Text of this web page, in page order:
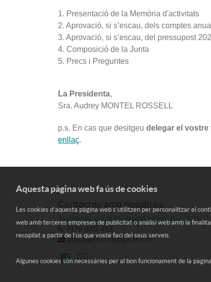
1. Presentació de la Memòria d'activitats
2. Aprovació, si s’escau, dels comptes
3. Aprovació, si s’escau, del pressupost
4. Composició de la Junta
5. Precs i Preguntes
La Presidenta,
Sra. Audrey MONTEL ROSSELL
p.s. En cas que desitgeu delegar el vostre
enllaç.
Associació per la Protecció Animal Gos-SOS
gossosandorra@gmail.com
Aquesta pàgina web fa ús de cookies
Les cookies d’aquesta pàgina web s’utilitzen per personalitzar el
web amb terceres empreses de publicitat o anàlisi web amb la
recopilat a partir de l’ús que vostè faci del seus serveis.
Algunes cookies són necessàries per al bon funcionament de la